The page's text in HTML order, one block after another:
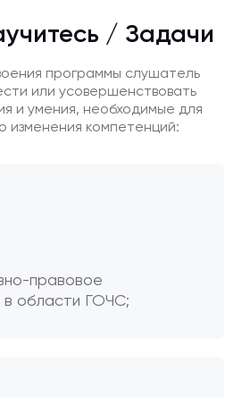
/ Задачи
программы слушатель
или усовершенствовать
и умения, необходимые для
изменения компетенций:
правовое
в области ГОЧС;